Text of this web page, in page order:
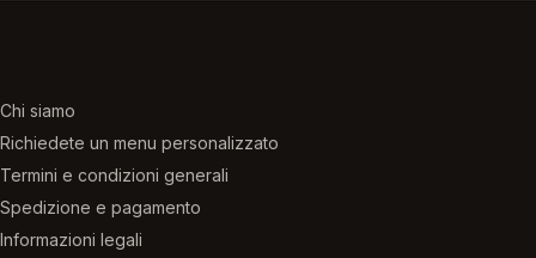
Chi siamo
Richiedete un menu personalizzato
Termini e condizioni generali
Spedizione e pagamento
Informazioni legali